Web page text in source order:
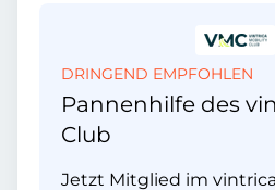
DRINGEND EMPFOHLEN
Pannenhilfe des
Club
Jetzt Mitglied im